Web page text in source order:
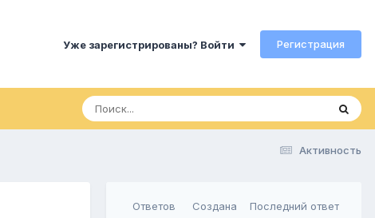
Уже зарегистрированы? Войти Регистрация
Активность
Ответов Создана Последний ответ